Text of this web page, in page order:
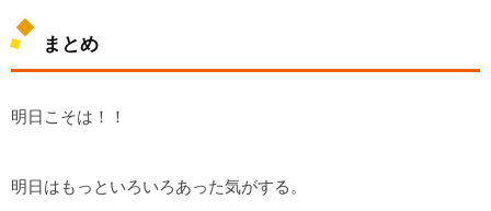
まとめ
明日こそは！！
明日はもっといろいろあった気がする。